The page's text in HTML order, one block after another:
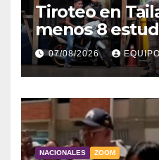
Tiroteo en
menos 8
muertos y 30
07/08/2026
NACIONALES ZOOM